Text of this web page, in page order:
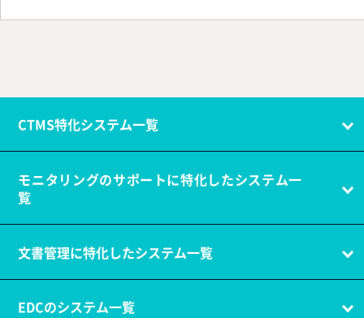
CTMS特化システム一覧
モニタリングのサポートに特化したシステム一
覧
文書管理に特化したシステム一覧
EDCのシステム一覧